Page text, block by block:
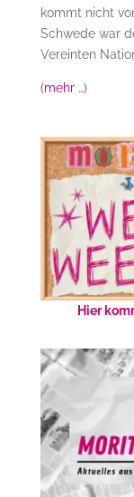
kommt nicht
Schwede war
Vereinten
(mehr …)
Hier